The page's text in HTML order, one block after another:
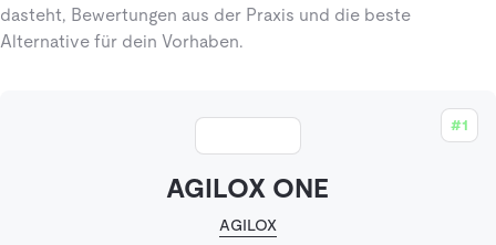
dasteht, Bewertungen aus der Praxis und die beste
Alternative für dein Vorhaben.
#1
AGILOX ONE
AGILOX